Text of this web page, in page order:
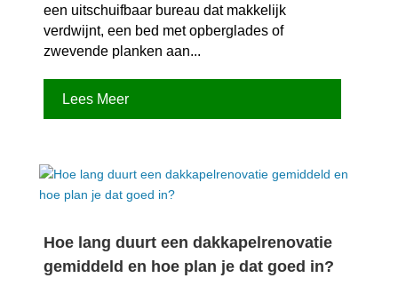
een uitschuifbaar bureau dat makkelijk
verdwijnt, een bed met opberglades of
zwevende planken aan...
Lees Meer
Hoe lang duurt een dakkapelrenovatie
gemiddeld en hoe plan je dat goed in?